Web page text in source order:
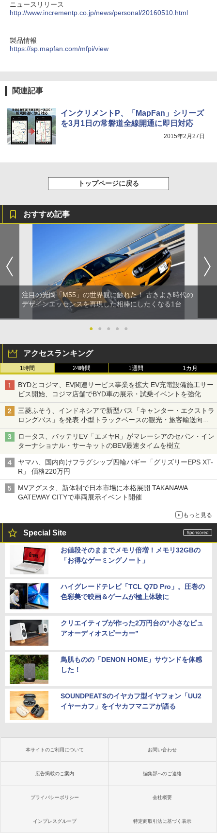
ニュースリリース
http://www.incrementp.co.jp/news/personal/20160510.html
製品情報
https://sp.mapfan.com/mfpi/view
関連記事
インクリメントP、「MapFan」シリーズ
を3月1日の常磐道全線開通に即日対応
2015年2月27日
トップページに戻る
おすすめ記事
注目の光岡「M55」の世界観に触れた！ 古きよき時代の
デザインエッセンスを再現した相棒にしたくなる1台
● ● ● ● ●
アクセスランキング
1時間 24時間 1週間 1カ月
BYDとコジマ、EV関連サービス事業を拡大 EV充電設備施工サー
ビス開始、コジマ店舗でBYD車の展示・試乗イベントを強化
三菱ふそう、インドネシアで新型バス「キャンター・エクストラ
ロングバス」を発表 小型トラックベースの観光・旅客輸送向け
バス
ロータス、バッテリEV「エメヤR」がマレーシアのセパン・イン
ターナショナル・サーキットのBEV最速タイムを樹立
ヤマハ、国内向けフラグシップ四輪バギー「グリズリーEPS XT-
R」 価格220万円
MVアグスタ、新体制で日本市場に本格展開 TAKANAWA
GATEWAY CITYで車両展示イベント開催
もっと見る
Special Site
お値段そのままでメモリ倍増！メモリ32GBの
「お得なゲーミングノート」
ハイグレードテレビ「TCL Q7D Pro」。圧巻の
色彩美で映画＆ゲームが極上体験に
クリエイティブが作った2万円台の“小さなピュ
アオーディオスピーカー”
鳥肌ものの「DENON HOME」サウンドを体感
した！
SOUNDPEATSのイヤカフ型イヤフォン「UU2
イヤーカフ」をイヤカフマニアが語る
本サイトのご利用について お問い合わせ
広告掲載のご案内 編集部へのご連絡
プライバシーポリシー 会社概要
インプレスグループ 特定商取引法に基づく表示